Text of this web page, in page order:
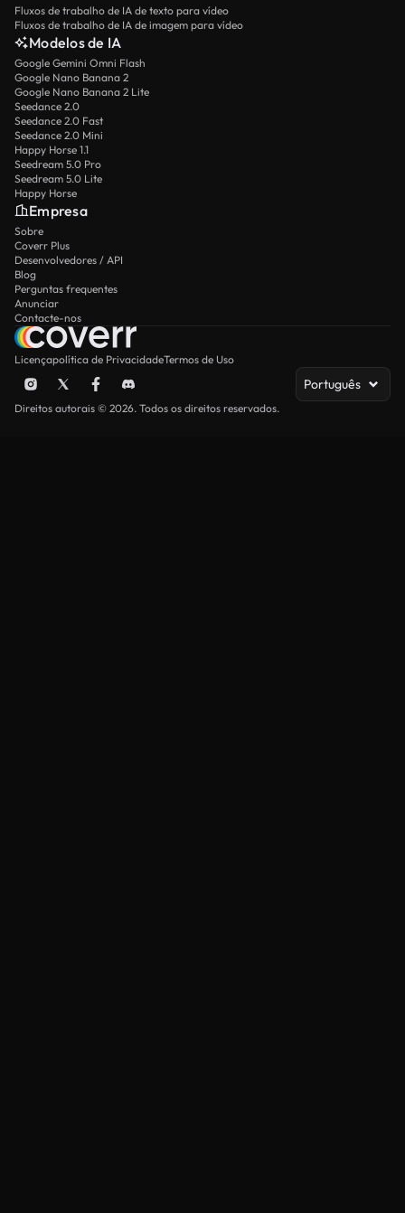
Fluxos de trabalho de IA de texto para vídeo
Fluxos de trabalho de IA de imagem para vídeo
Modelos de IA
Google Gemini Omni Flash
Google Nano Banana 2
Google Nano Banana 2 Lite
Seedance 2.0
Seedance 2.0 Fast
Seedance 2.0 Mini
Happy Horse 1.1
Seedream 5.0 Pro
Seedream 5.0 Lite
Happy Horse
Empresa
Sobre
Coverr Plus
Desenvolvedores / API
Blog
Perguntas frequentes
Anunciar
Contacte-nos
Licençapolítica de PrivacidadeTermos de Uso
Português
Direitos autorais © 2026. Todos os direitos reservados.